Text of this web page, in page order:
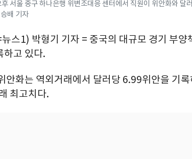
서울 중구 하나은행 위변조대응 센터에서 직원이 위안화와
배 기자
스1) 박형기 기자 = 중국의 대규모 경기 부양
하고 있다.
안화는 역외거래에서 달러당 6.99위안을 기
최고치다.